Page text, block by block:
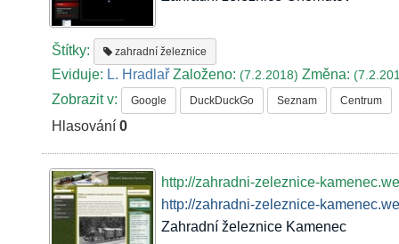
Štítky: zahradní železnice
Eviduje: L. Hradlař Založeno:(7.2.2018)Změna:
Zobrazit v: Google DuckDuckGo Seznam Centrum
Hlasování0
http://zahradni-zeleznice-
http://zahradni-zeleznice-
Zahradní železnice Kamenec